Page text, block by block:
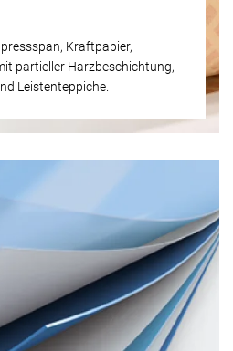
Kraftpapier,
partieller Harzbeschichtung,
Leistenteppiche.